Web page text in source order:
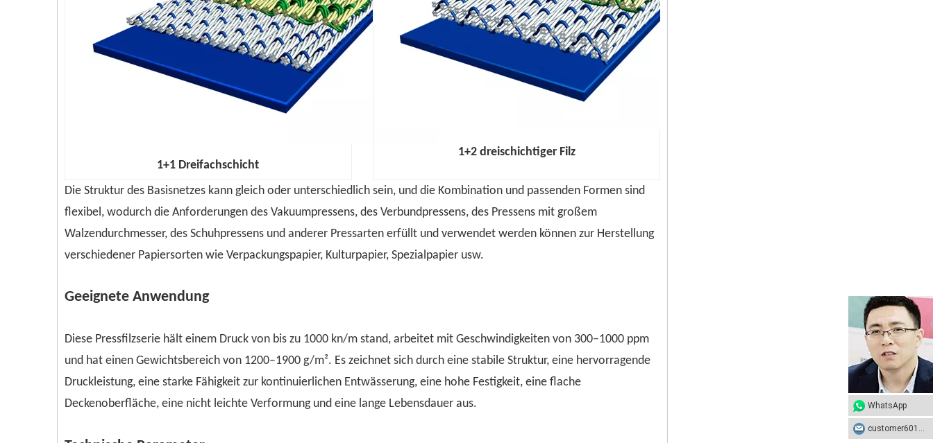
1+1 Dreifachschicht
1+2 dreischichtiger Filz
Die Struktur des Basisnetzes kann gleich oder unterschiedlich sein, und die Kombination und passenden Formen sind
flexibel, wodurch die Anforderungen des Vakuumpressens, des Verbundpressens, des Pressens mit großem
Walzendurchmesser, des Schuhpressens und anderer Pressarten erfüllt und verwendet werden können zur Herstellung
verschiedener Papiersorten wie Verpackungspapier, Kulturpapier, Spezialpapier usw.
Geeignete Anwendung
Diese Pressfilzserie hält einem Druck von bis zu 1000 kn/m stand, arbeitet mit Geschwindigkeiten von 300–1000 ppm
und hat einen Gewichtsbereich von 1200–1900 g/m². Es zeichnet sich durch eine stabile Struktur, eine hervorragende
Druckleistung, eine starke Fähigkeit zur kontinuierlichen Entwässerung, eine hohe Festigkeit, eine flache
Deckenoberfläche, eine nicht leichte Verformung und eine lange Lebensdauer aus.
WhatsApp
customer601@sunhongco.com